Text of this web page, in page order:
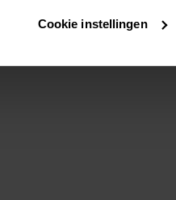
welke cookies worden
Cookie instellingen